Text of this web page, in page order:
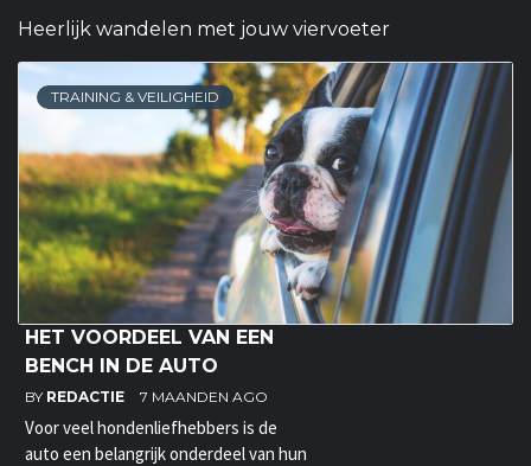
Heerlijk wandelen met jouw viervoeter
TRAINING & VEILIGHEID
HET VOORDEEL VAN EEN
BENCH IN DE AUTO
BY REDACTIE 7 MAANDEN AGO
Voor veel hondenliefhebbers is de
auto een belangrijk onderdeel van hun